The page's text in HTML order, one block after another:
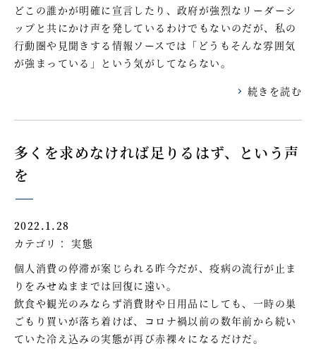
どこの誰かが明確に宣言したり、政府が強烈なリーダーシ
ップと共にかけ声を発しているわけでもないのだが、私の
行動圏や見聞きする情報ソースでは「どうもそんな雰囲気
が強まっている」という気がしてならない。
続きを読む
多くを求めなければ足りるはず、という声
を
2022.1.28
カテゴリ： 実態
個人消費の停滞が案じられる昨今だが、疫病の流行が止ま
りをみせぬままでは回復に遠い。
飲食や観光のみならず消費財や日用品にしても、一時の巣
ごもり買いが落ち着けば、コロナ禍以前の数年前から続い
ていた冷え込みの実態が再び赤裸々になるだけだ。